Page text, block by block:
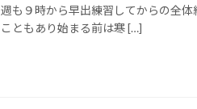
週も９時から早出練習してからの全
こともあり始まる前は寒 […]